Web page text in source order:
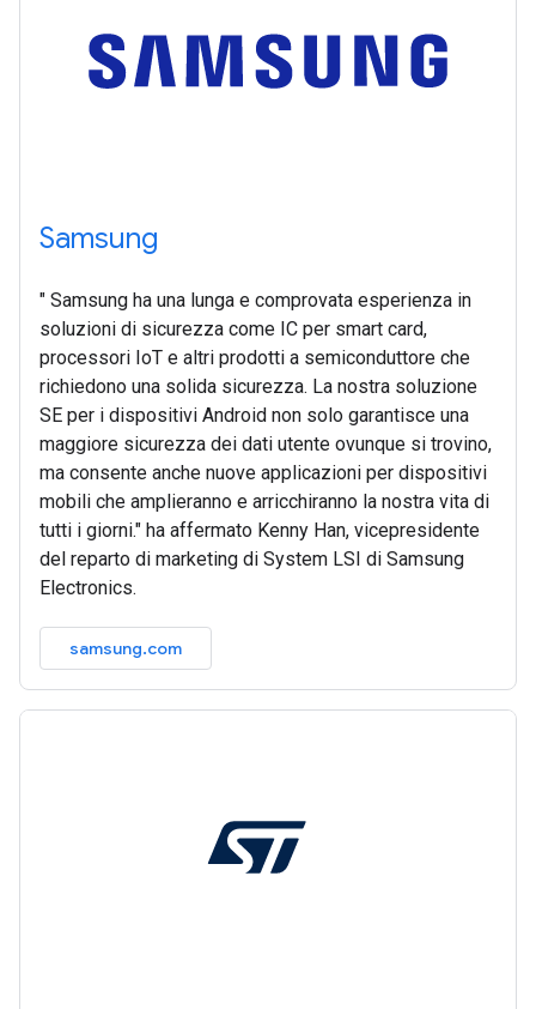
Samsung
" Samsung ha una lunga e comprovata esperienza in
soluzioni di sicurezza come IC per smart card,
processori IoT e altri prodotti a semiconduttore che
richiedono una solida sicurezza. La nostra soluzione
SE per i dispositivi Android non solo garantisce una
maggiore sicurezza dei dati utente ovunque si trovino,
ma consente anche nuove applicazioni per dispositivi
mobili che amplieranno e arricchiranno la nostra vita di
tutti i giorni." ha affermato Kenny Han, vicepresidente
del reparto di marketing di System LSI di Samsung
Electronics.
samsung.com